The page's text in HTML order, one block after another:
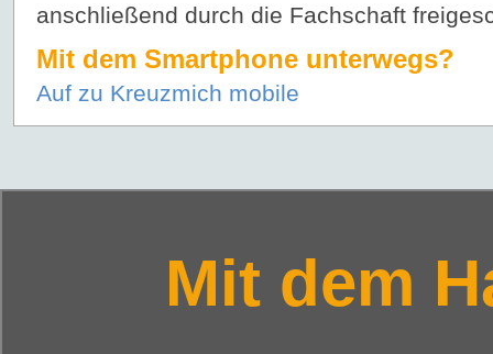
Mit dem
anschließend durch die Fachschaft
Mit dem Smartphone unterwegs?
Auf zu Kreuzmich mobile